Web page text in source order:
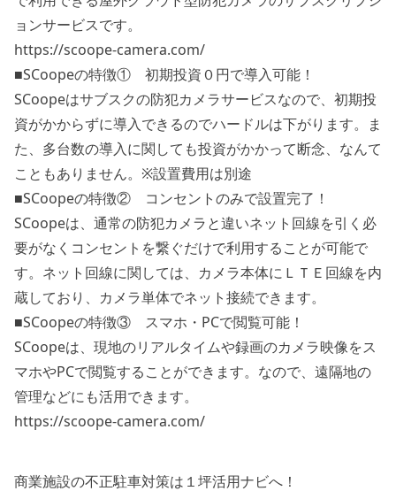
ョンサービスです。
https://scoope-camera.com/
■SCoopeの特徴① 初期投資０円で導入可能！
SCoopeはサブスクの防犯カメラサービスなので、初期投
資がかからずに導入できるのでハードルは下がります。ま
た、多台数の導入に関しても投資がかかって断念、なんて
こともありません。※設置費用は別途
■SCoopeの特徴② コンセントのみで設置完了！
SCoopeは、通常の防犯カメラと違いネット回線を引く必
要がなくコンセントを繋ぐだけで利用することが可能で
す。ネット回線に関しては、カメラ本体にＬＴＥ回線を内
蔵しており、カメラ単体でネット接続できます。
■SCoopeの特徴③ スマホ・PCで閲覧可能！
SCoopeは、現地のリアルタイムや録画のカメラ映像をス
マホやPCで閲覧することができます。なので、遠隔地の
管理などにも活用できます。
https://scoope-camera.com/
商業施設の不正駐車対策は１坪活用ナビへ！